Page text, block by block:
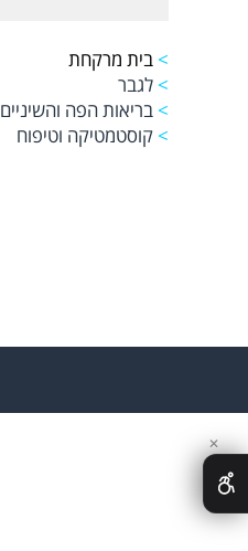
> בית מרקחת
> לגבר
> בריאות הפה והשיניים
> קוסטמטיקה וטיפוח
✕